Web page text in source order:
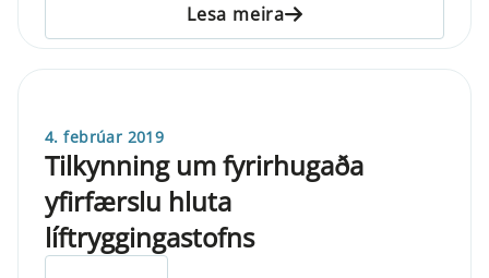
Lesa meira
4. febrúar 2019
Tilkynning um fyrirhugaða
yfirfærslu hluta
líftryggingastofns